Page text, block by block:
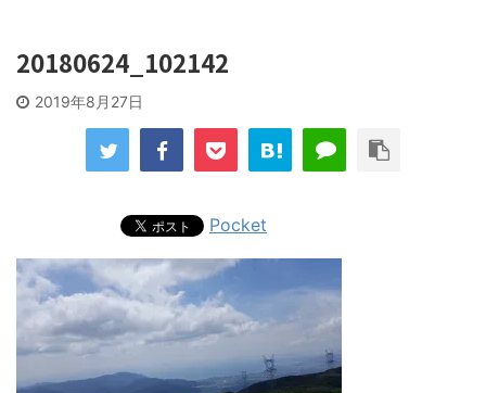
20180624_102142
2019年8月27日
Pocket